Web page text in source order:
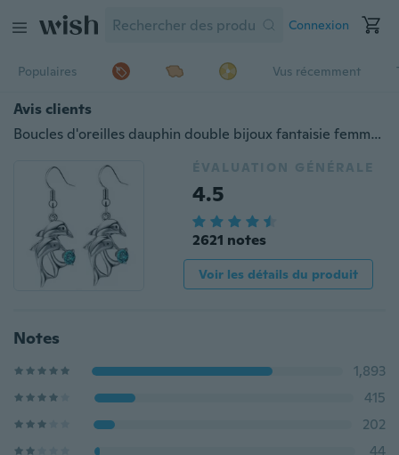
Connexion
Populaires Vus récemment
Avis clients
Boucles d'oreilles dauphin double bijoux fantaisie femmes en strass boucles d'oreilles crochets pendants en strass
ÉVALUATION GÉNÉRALE
4.5
2621 notes
Voir les détails du produit
Notes
1,893
415
202
44